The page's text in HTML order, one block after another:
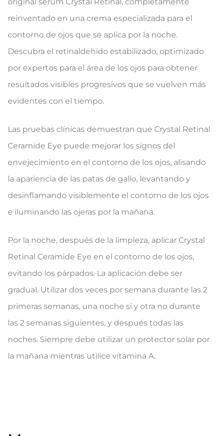
reinventado en una crema especializada para el
contorno de ojos que se aplica por la noche.
Descubra el retinaldehído estabilizado, optimizado
por expertos para el área de los ojos para obtener
resultados visibles progresivos que se vuelven más
evidentes con el tiempo.
Las pruebas clínicas demuestran que Crystal Retinal
Ceramide Eye puede mejorar los signos del
envejecimiento en el contorno de los ojos, alisando
la apariencia de las patas de gallo, levantando y
desinflamando visiblemente el contorno de los ojos
e iluminando las ojeras por la mañana.
Por la noche, después de la limpieza, aplicar Crystal
Retinal Ceramide Eye en el contorno de los ojos,
evitando los párpados. La aplicación debe ser
gradual. Utilizar dos veces por semana durante las 2
primeras semanas, una noche sí y otra no durante
las 2 semanas siguientes, y después todas las
noches. Siempre debe utilizar un protector solar por
la mañana mientras utilice vitamina A.